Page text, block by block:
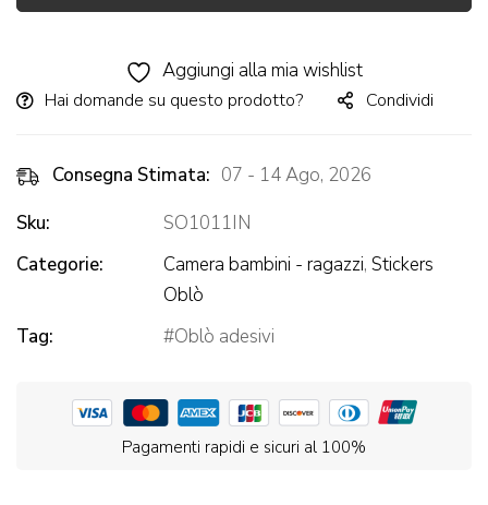
Aggiungi alla mia wishlist
Hai domande su questo prodotto? Condividi
Consegna Stimata: 07 - 14 Ago, 2026
Sku:
SO1011IN
Categorie:
Camera bambini - ragazzi, Stickers
Oblò
Tag:
Oblò adesivi
Pagamenti rapidi e sicuri al 100%